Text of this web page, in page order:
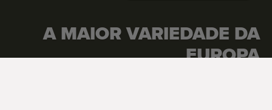
A MAIOR VARIEDADE DA
EUROPA